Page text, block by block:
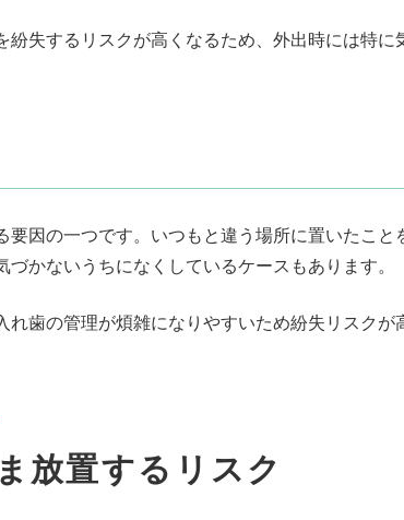
失するリスクが高くなるため、外出時には特に
因の一つです。いつもと違う場所に置いたこと
かないうちになくしているケースもあります。
歯の管理が煩雑になりやすいため紛失リスクが
放置するリスク